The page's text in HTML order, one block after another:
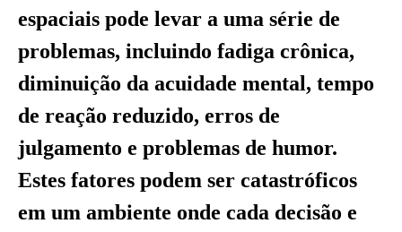
espaciais pode levar a uma série de
problemas, incluindo fadiga crônica,
diminuição da acuidade mental, tempo
de reação reduzido, erros de
julgamento e problemas de humor.
Estes fatores podem ser catastróficos
em um ambiente onde cada decisão e